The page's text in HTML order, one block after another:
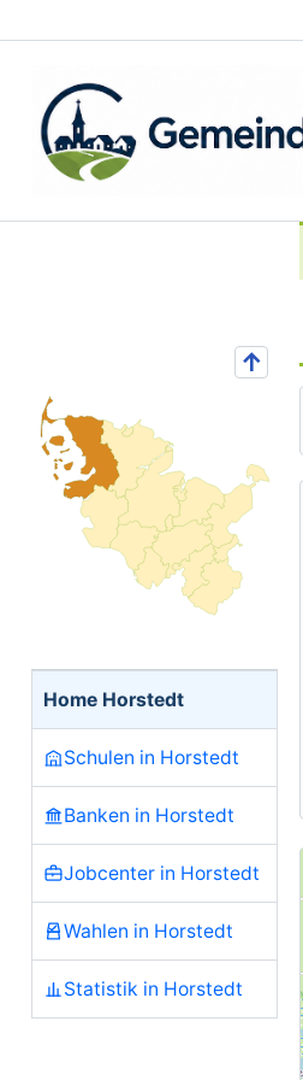
↑
Home Horstedt
Schulen in Horstedt
Banken in Horstedt
Jobcenter in Horstedt
Wahlen in Horstedt
Statistik in Horstedt